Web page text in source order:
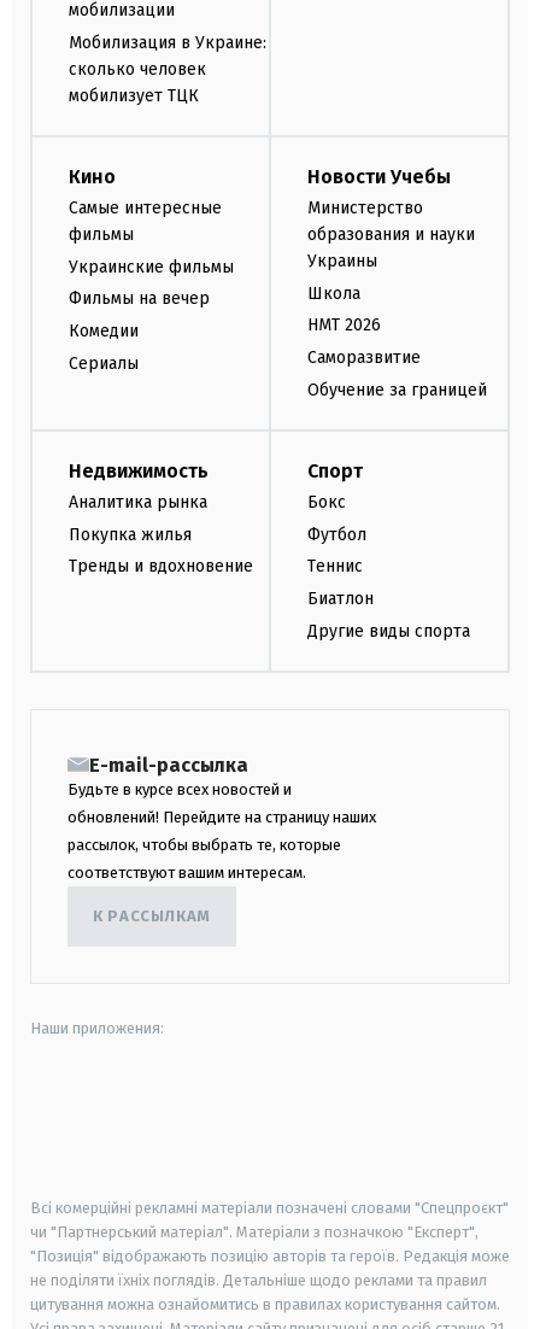
мобилизации
Мобилизация в Украине:
сколько человек
мобилизует ТЦК
Кино
Самые интересные
фильмы
Украинские фильмы
Фильмы на вечер
Комедии
Сериалы
Новости Учебы
Министерство
образования и науки
Украины
Школа
НМТ 2026
Саморазвитие
Обучение за границей
Недвижимость
Аналитика рынка
Покупка жилья
Тренды и вдохновение
Спорт
Бокс
Футбол
Теннис
Биатлон
Другие виды спорта
E-mail-рассылка
Будьте в курсе всех новостей и
обновлений! Перейдите на страницу наших
рассылок, чтобы выбрать те, которые
соответствуют вашим интересам.
К РАССЫЛКАМ
Наши приложения:
Всі комерційні рекламні матеріали позначені словами "Спецпроєкт"
чи "Партнерський матеріал". Матеріали з позначкою "Експерт",
"Позиція" відображають позицію авторів та героїв. Редакція може
не поділяти їхніх поглядів. Детальніше щодо реклами та правил
цитування можна ознайомитись в правилах користування сайтом.